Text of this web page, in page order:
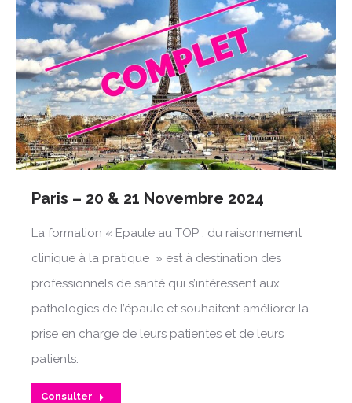
Paris – 20 & 21 Novembre 2024
La formation « Epaule au TOP : du raisonnement
clinique à la pratique » est à destination des
professionnels de santé qui s’intéressent aux
pathologies de l’épaule et souhaitent améliorer la
prise en charge de leurs patientes et de leurs
patients.
Consulter